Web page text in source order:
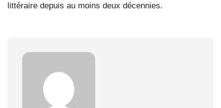
littéraire depuis au moins deux décennies.